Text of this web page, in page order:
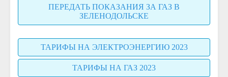
ПЕРЕДАТЬ ПОКАЗАНИЯ ЗА ГАЗ В
ЗЕЛЕНОДОЛЬСКЕ
ТАРИФЫ НА ЭЛЕКТРОЭНЕРГИЮ 2023
ТАРИФЫ НА ГАЗ 2023